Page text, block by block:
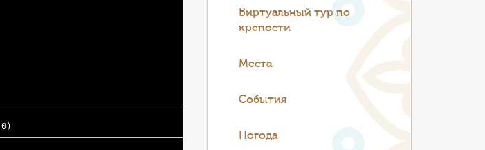
Виртуальный тур по
крепости
Места
События
Погода